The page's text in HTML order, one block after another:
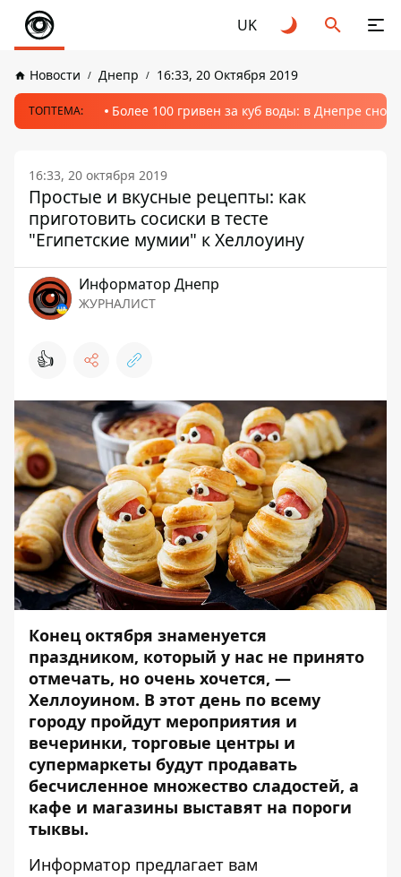
UK
Новости Днепр 16:33, 20 Октября 2019
ТОПТЕМА: Более 100 гривен за куб воды: в Днепре
16:33, 20 октября 2019
Простые и вкусные рецепты: как
приготовить сосиски в тесте
"Египетские мумии" к Хеллоуину
Информатор Днепр
ЖУРНАЛИСТ
👍
Конец октября знаменуется
праздником, который у нас не принято
отмечать, но очень хочется, —
Хеллоуином. В этот день по всему
городу пройдут мероприятия и
вечеринки, торговые центры и
супермаркеты будут продавать
бесчисленное множество сладостей, а
кафе и магазины выставят на пороги
тыквы.
Информатор предлагает вам